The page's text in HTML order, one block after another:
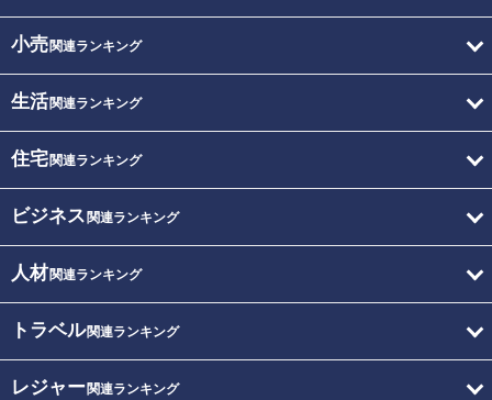
小売関連ランキング
生活関連ランキング
住宅関連ランキング
ビジネス 関連ランキング
人材関連ランキング
トラベル関連ランキング
レジャー関連ランキング